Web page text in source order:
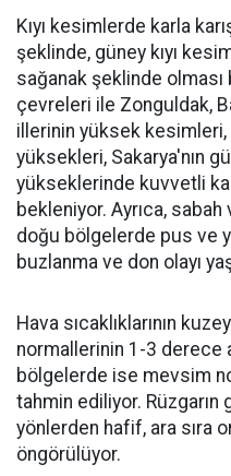
Kıyı kesimlerde karla
şeklinde, güney kıyı
sağanak şeklinde olması
çevreleri ile Zonguldak,
illerinin yüksek
yüksekleri, Sakarya'nın
yükseklerinde kuvvetli
bekleniyor. Ayrıca,
doğu bölgelerde pus ve
buzlanma ve don olayı
Hava sıcaklıklarının
normallerinin 1-3 derece
bölgelerde ise mevsim
tahmin ediliyor. Rüzgarın
yönlerden hafif, ara sıra
öngörülüyor.